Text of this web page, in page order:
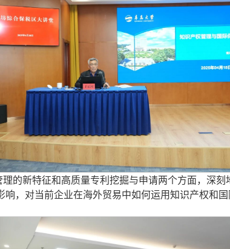
的新特征和高质量专利挖掘与申请两个方面，深
响，对当前企业在海外贸易中如何运用知识产权和